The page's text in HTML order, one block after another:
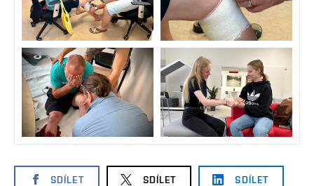
SDÍLET SDÍLET SDÍLET